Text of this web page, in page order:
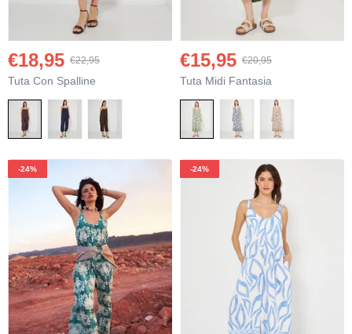
Tuta Con Spalline
€22,95
€18,95
Tuta Midi Fantasia
€20,95
€15,95
-24% -24%